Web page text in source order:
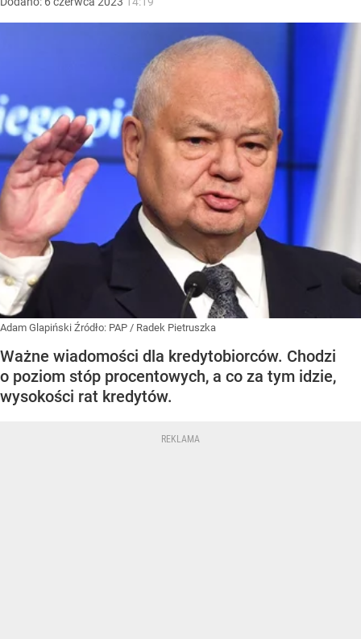
Adam Glapiński Źródło: PAP / Radek Pietruszka
Ważne wiadomości dla kredytobiorców. Chodzi
o poziom stóp procentowych, a co za tym idzie,
wysokości rat kredytów.